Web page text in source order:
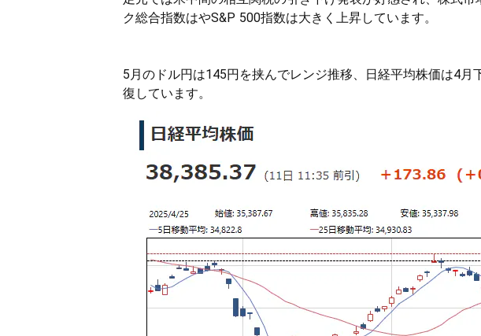
ク総合指数はやS&P 500指数は大きく上昇しています。
5月のドル円は145円を挟んでレンジ推移、日経平均株価は4月
復しています。